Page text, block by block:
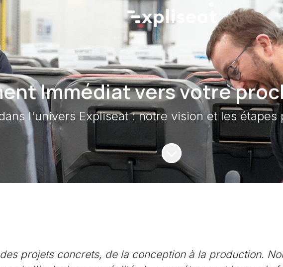
Immédiat vers votre
l'univers Expliseat : notre vision et les
Faire défiler jusqu'au contenu
projets concrets, de la conception à la production.